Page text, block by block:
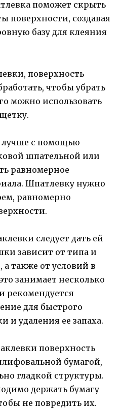
поможет скрыть
поверхности, создавая
базу для клеяния
поверхность
чтобы убрать
можно использовать
лучше с помощью
шпательной или
равномерное
Шпатлевку нужно
равномерно
следует дать ей
зависит от типа и
также от условий в
занимает несколько
рекомендуется
для быстрого
и удаления ее запаха.
поверхность
бумагой,
гладкой структуры.
держать бумагу
не повредить их.